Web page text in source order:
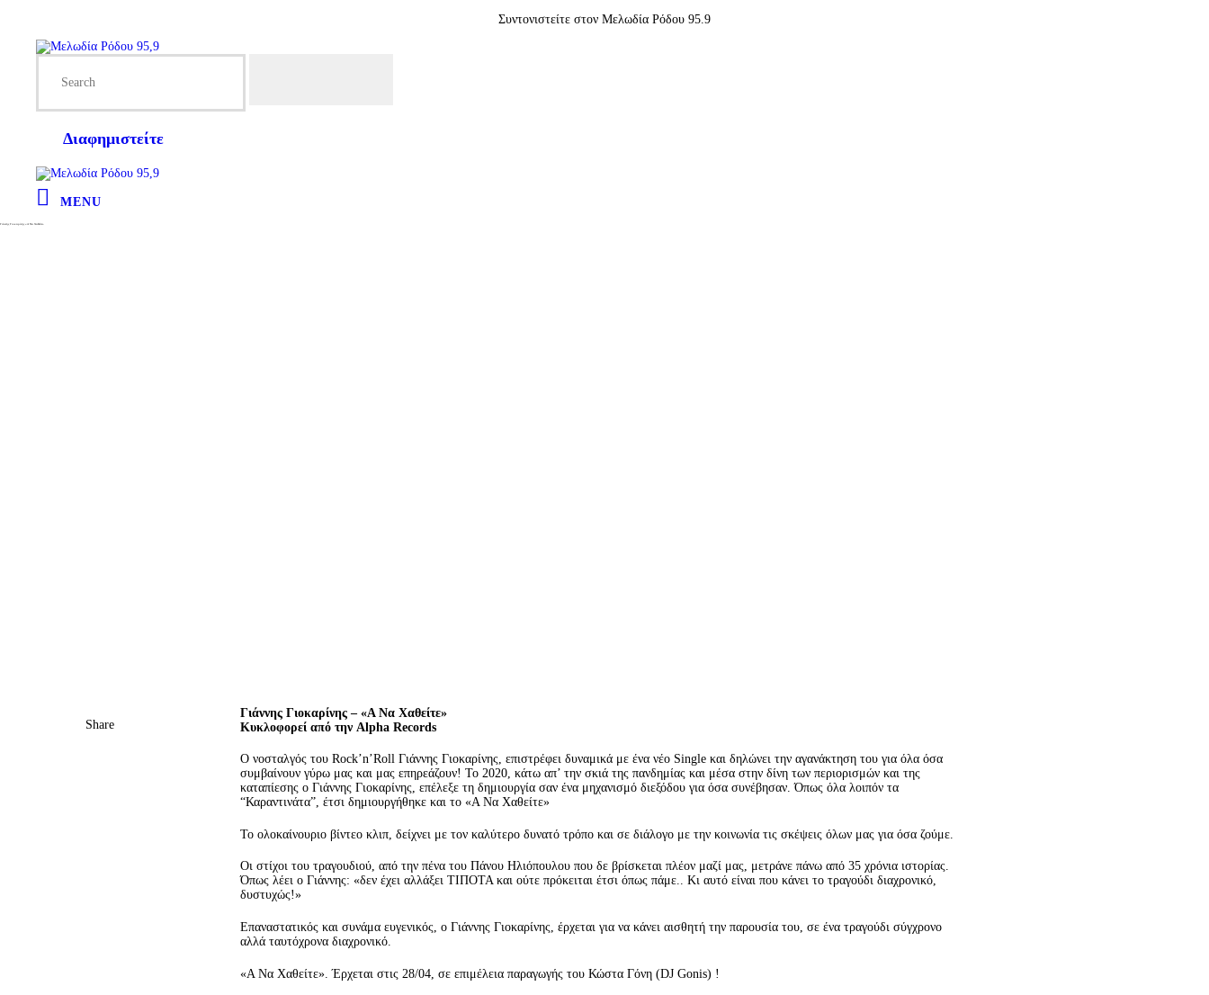
Συντονιστείτε στον Μελωδία Ρόδου 95.9
Διαφημιστείτε
MENU
Γιάννης Γιοκαρίνης «Α Να Χαθείτε»
Share
Γιάννης Γιοκαρίνης – «Α Να Χαθείτε»
Κυκλοφορεί από την Alpha Records
Ο νοσταλγός του Rock’n’Roll Γιάννης Γιοκαρίνης, επιστρέφει δυναμικά με ένα νέο Single και δηλώνει την αγανάκτηση του για όλα όσα
συμβαίνουν γύρω μας και μας επηρεάζουν! Το 2020, κάτω απ’ την σκιά της πανδημίας και μέσα στην δίνη των περιορισμών και της
καταπίεσης ο Γιάννης Γιοκαρίνης, επέλεξε τη δημιουργία σαν ένα μηχανισμό διεξόδου για όσα συνέβησαν. Όπως όλα λοιπόν τα
“Καραντινάτα”, έτσι δημιουργήθηκε και το «Α Να Χαθείτε»
Το ολοκαίνουριο βίντεο κλιπ, δείχνει με τον καλύτερο δυνατό τρόπο και σε διάλογο με την κοινωνία τις σκέψεις όλων μας για όσα ζούμε.
Οι στίχοι του τραγουδιού, από την πένα του Πάνου Ηλιόπουλου που δε βρίσκεται πλέον μαζί μας, μετράνε πάνω από 35 χρόνια ιστορίας.
Όπως λέει ο Γιάννης: «δεν έχει αλλάξει ΤΙΠΟΤΑ και ούτε πρόκειται έτσι όπως πάμε.. Κι αυτό είναι που κάνει το τραγούδι διαχρονικό,
δυστυχώς!»
Επαναστατικός και συνάμα ευγενικός, ο Γιάννης Γιοκαρίνης, έρχεται για να κάνει αισθητή την παρουσία του, σε ένα τραγούδι σύγχρονο
αλλά ταυτόχρονα διαχρονικό.
«Α Να Χαθείτε». Έρχεται στις 28/04, σε επιμέλεια παραγωγής του Κώστα Γόνη (DJ Gonis) !